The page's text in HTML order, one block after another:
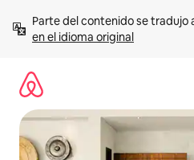
contenido
Parte del contenido se
en el idioma original